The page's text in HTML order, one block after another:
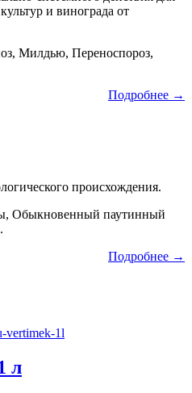
и винограда от
Милдью, Переноспороз,
Подробнее →
происхождения.
Обыкновенный паутинный
Подробнее →
л